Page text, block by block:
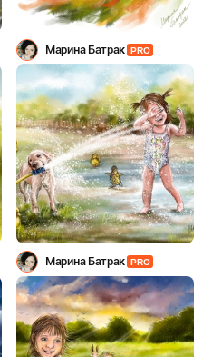
Марина Батрак PRO
Марина Батрак PRO